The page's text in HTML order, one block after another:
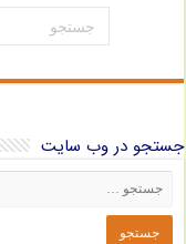
جستجو در وب سایت